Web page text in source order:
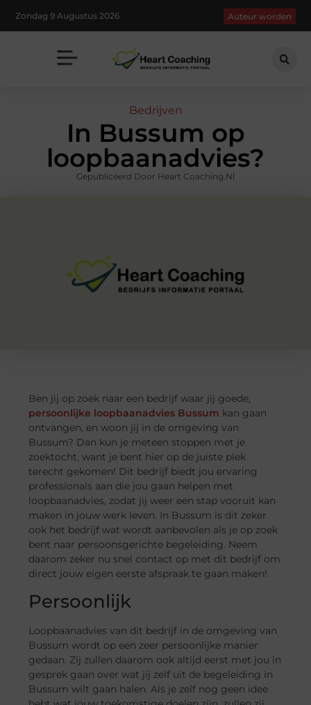
Zondag 9 Augustus 2026 Auteur worden
Bedrijven
In Bussum op
loopbaanadvies?
Gepubliceerd Door Heart Coaching.nl
Ben jij op zoek naar een bedrijf waar jij goede,
persoonlijke loopbaanadvies Bussum kan gaan
ontvangen, en woon jij in de omgeving van
Bussum? Dan kun je meteen stoppen met je
zoektocht, want je bent hier op de juiste plek
terecht gekomen! Dit bedrijf biedt jou ervaring
professionals aan die jou gaan helpen met
loopbaanadvies, zodat jij weer een stap vooruit kan
maken in jouw werk leven. In Bussum is dit zeker
ook het bedrijf wat wordt aanbevolen als je op zoek
bent naar persoonsgerichte begeleiding. Neem
daarom zeker nu snel contact op met dit bedrijf om
direct jouw eigen eerste afspraak te gaan maken!
Persoonlijk
Loopbaanadvies van dit bedrijf in de omgeving van
Bussum wordt op een zeer persoonlijke manier
gedaan. Zij zullen daarom ook altijd eerst met jou in
gesprek gaan over wat jij zelf uit de begeleiding in
Bussum wilt gaan halen. Als je zelf nog geen idee